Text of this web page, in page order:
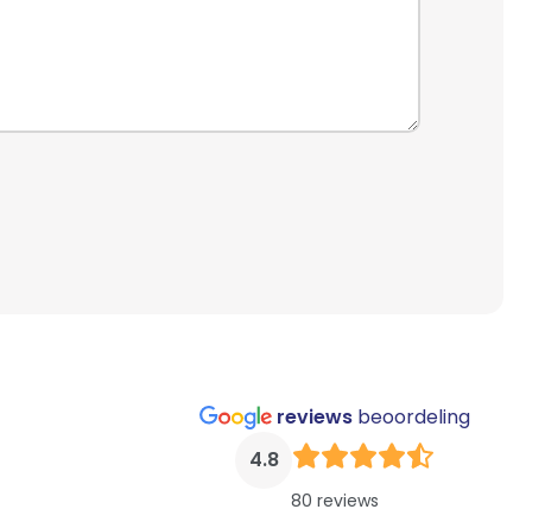
reviews beoordeling
4.8
80 reviews